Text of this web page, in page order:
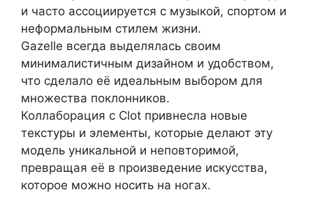
и часто ассоциируется с музыкой, спортом и
неформальным стилем жизни.
Gazelle всегда выделялась своим
минималистичным дизайном и удобством,
что сделало её идеальным выбором для
множества поклонников.
Коллаборация с Clot привнесла новые
текстуры и элементы, которые делают эту
модель уникальной и неповторимой,
превращая её в произведение искусства,
которое можно носить на ногах.